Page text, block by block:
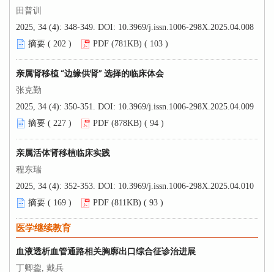
田普训
2025, 34 (4): 348-349. DOI: 10.3969/j.issn.1006-298X.2025.04.008
摘要 ( 202 ) PDF (781KB) ( 103 )
亲属肾移植 “边缘供肾” 选择的临床体会
张克勤
2025, 34 (4): 350-351. DOI: 10.3969/j.issn.1006-298X.2025.04.009
摘要 ( 227 ) PDF (878KB) ( 94 )
亲属活体肾移植临床实践
程东瑞
2025, 34 (4): 352-353. DOI: 10.3969/j.issn.1006-298X.2025.04.010
摘要 ( 169 ) PDF (811KB) ( 93 )
医学继续教育
血液透析血管通路相关胸廓出口综合征诊治进展
丁卿鋆, 戴兵